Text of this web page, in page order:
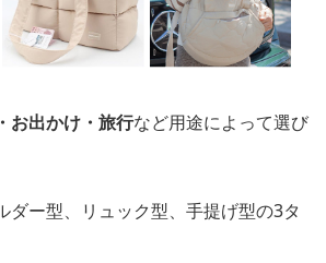
お出かけ・旅行など用途によって選び
ダー型、リュック型、手提げ型の3タ